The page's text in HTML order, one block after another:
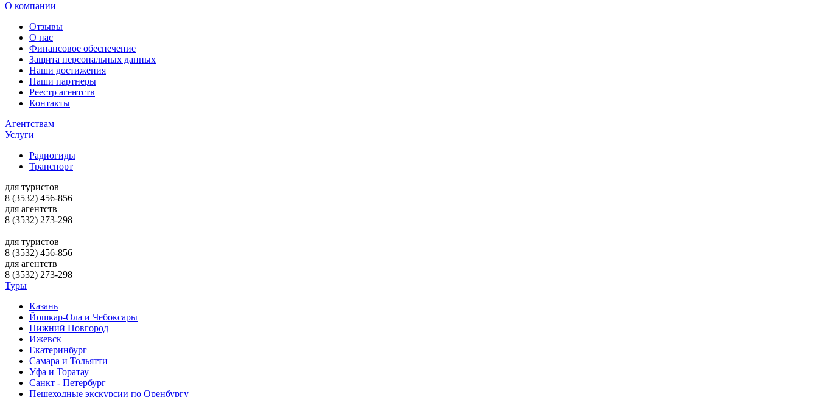
О компании
Отзывы
О нас
Финансовое обеспечение
Защита персональных данных
Наши достижения
Наши партнеры
Реестр агентств
Контакты
Агентствам
Услуги
Радиогиды
Транспорт
для туристов
8 (3532) 456-856
для агентств
8 (3532) 273-298
для туристов
8 (3532) 456-856
для агентств
8 (3532) 273-298
Туры
Казань
Йошкар-Ола и Чебоксары
Нижний Новгород
Ижевск
Екатеринбург
Самара и Тольятти
Уфа и Торатау
Санкт - Петербург
Пешеходные экскурсии по Оренбургу